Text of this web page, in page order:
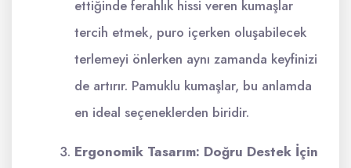
ettiğinde ferahlık hissi veren kumaşlar
tercih etmek, puro içerken oluşabilecek
terlemeyi önlerken aynı zamanda keyfinizi
de artırır. Pamuklu kumaşlar, bu anlamda
en ideal seçeneklerden biridir.
Ergonomik Tasarım: Doğru Destek İçin